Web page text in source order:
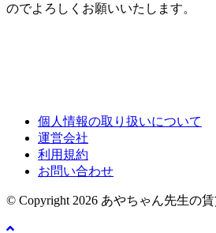
のでよろしくお願いいたします。
個人情報の取り扱いについて
運営会社
利用規約
お問い合わせ
© Copyright 2026 あやちゃん先生の